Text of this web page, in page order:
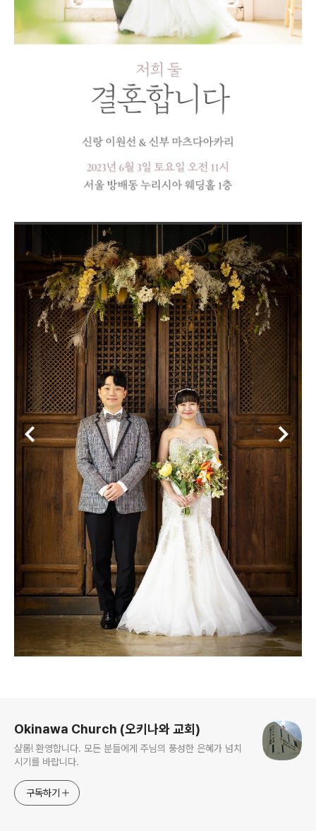
Okinawa Church (오키나와 교회)
샬롬! 환영합니다. 모든 분들에게 주님의 풍성한 은혜가 넘치
시기를 바랍니다.
구독하기